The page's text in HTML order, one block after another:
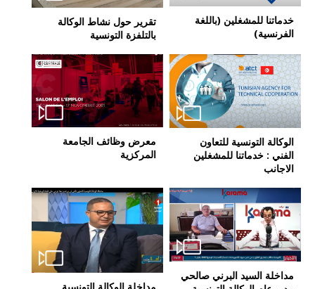
خدماتنا للمشغلين (باللغة
الفرنسية)
تقرير حول نشاط الوكالة
بالتلفزة التونسية
الوكالة التونسية للتعاون
الفني : خدماتنا للمشغلين
الاجانب
معرض وظائف الجامعة
المركزية
مداخلة السيد البرني صالحي
ل
ف
ح